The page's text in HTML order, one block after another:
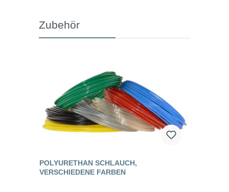
Zubehör
POLYURETHAN SCHLAUCH,
VERSCHIEDENE FARBEN